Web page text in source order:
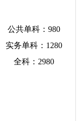
公共单科：980
实务单科：1280
全科：2980